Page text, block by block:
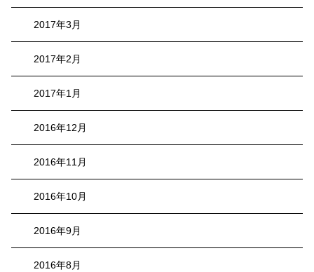
2017年3月
2017年2月
2017年1月
2016年12月
2016年11月
2016年10月
2016年9月
2016年8月